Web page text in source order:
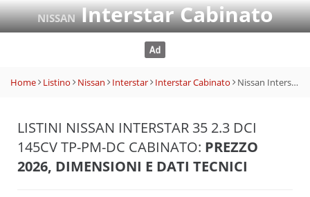
NISSANInterstar Cabinato
Home Listino Nissan Interstar Interstar Cabinato Nissan Interstar 35 2.3 dCi 145CV Tp-PM-DC Cabinato
LISTINI NISSAN INTERSTAR 35 2.3 DCI
145CV TP-PM-DC CABINATO: PREZZO
2026, DIMENSIONI E DATI TECNICI